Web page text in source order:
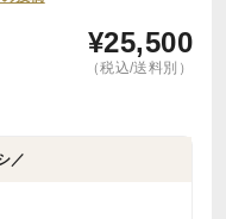
¥25,500
（税込/送料別）
／